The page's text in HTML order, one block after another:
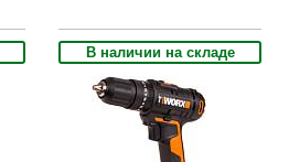
В наличии на складе